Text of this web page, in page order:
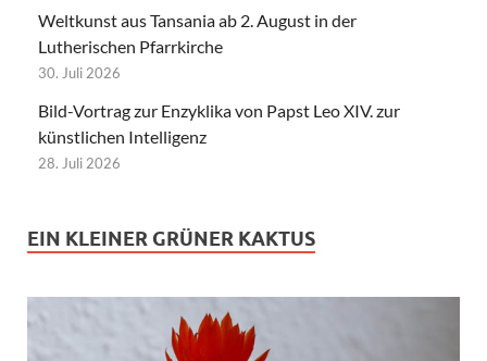
Weltkunst aus Tansania ab 2. August in der
Lutherischen Pfarrkirche
30. Juli 2026
Bild-Vortrag zur Enzyklika von Papst Leo XIV. zur
künstlichen Intelligenz
28. Juli 2026
EIN KLEINER GRÜNER KAKTUS